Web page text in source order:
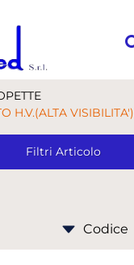
H.V.(ALTA VISIBILITA')
Filtri Articolo